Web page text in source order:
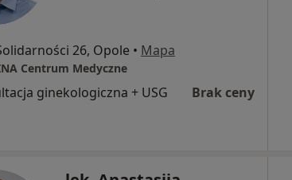
26, Opole • Mapa
Centrum Medyczne
ginekologiczna + USG Brak ceny